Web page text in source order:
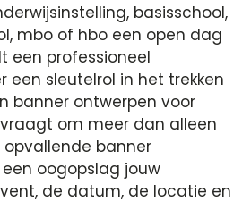
basisschool,
mbo of hbo een open dag
een professioneel
een sleutelrol in het trekken
banner ontwerpen voor
om meer dan alleen
opvallende banner
oogopslag jouw
de datum, de locatie en